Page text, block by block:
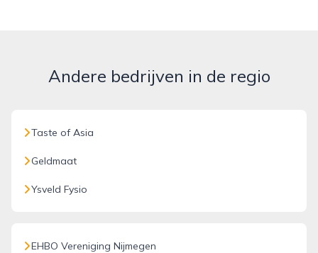
Andere bedrijven in de regio
Taste of Asia
Geldmaat
Ysveld Fysio
EHBO Vereniging Nijmegen